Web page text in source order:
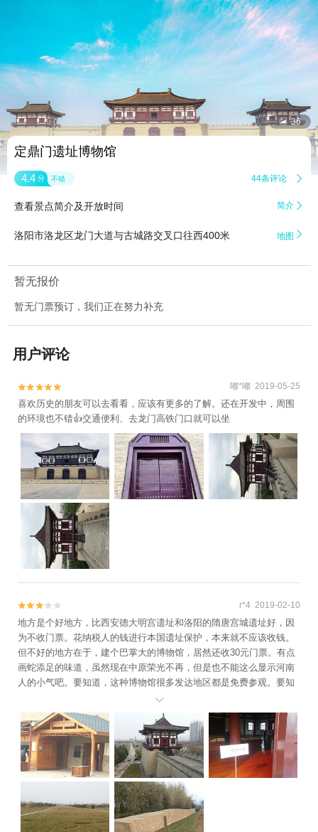
 36
定鼎门遗址博物馆
4.4 分 不错 44条评论 
查看景点简介及开放时间 简介 
洛阳市洛龙区龙门大道与古城路交叉口往西400米 地图 
暂无报价
暂无门票预订，我们正在努力补充
用户评论

 嘟*嘟 2019-05-25
喜欢历史的朋友可以去看看，应该有更多的了解。还在开发中，周围
的环境也不错👍交通便利、去龙门高铁门口就可以坐

 r*4 2019-02-10
地方是个好地方，比西安德大明宫遗址和洛阳的隋唐宫城遗址好，因
为不收门票。花纳税人的钱进行本国遗址保护，本来就不应该收钱。
但不好的地方在于，建个巴掌大的博物馆，居然还收30元门票。有点
画蛇添足的味道，虽然现在中原荣光不再，但是也不能这么显示河南
人的小气吧。要知道，这种博物馆很多发达地区都是免费参观。要知
道，洛阳的各级政府建筑都是富丽堂皇，这也太丢脸科吧。 另外，城
门楼上虽然也写着凭票参观，但是所有人都来去自如，且并没有人阻
拦无票群众，其实，楼上的内容，已经完全足够了解此遗址科。 最
后，想说的是，其实，从西安到洛阳，还有许多皇城遗址，非常容易
到达，可是，当我去时，却看不见其他游客。。。
